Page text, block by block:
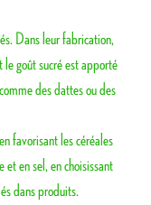
Dans leur fabrication,
le goût sucré est apporté
des dattes ou des
favorisant les céréales
et en sel, en choisissant
dans produits.